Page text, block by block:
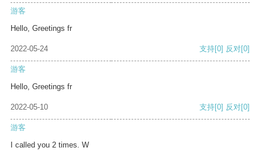
游客
Hello, Greetings fr
2022-05-24 支持[0] 反对[0]
游客
Hello, Greetings fr
2022-05-10 支持[0] 反对[0]
游客
I called you 2 times. W